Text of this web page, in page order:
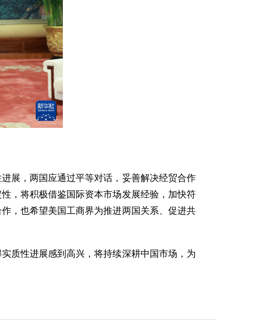
展，两国应通过平等对话，妥善解决经贸合作
，将积极借鉴国际资本市场发展经验，加快符
，也希望美国工商界为推进两国关系、促进共
质性进展感到高兴，将持续深耕中国市场，为